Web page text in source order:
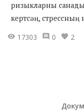
ризыкларны
кертсәң,
17303
0 2